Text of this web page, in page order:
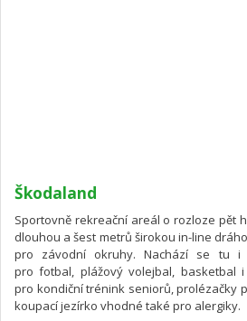
Škodaland
Sportovně rekreační areál o rozloze pět
dlouhou a šest metrů širokou in-line
pro závodní okruhy. Nachází se tu i
pro fotbal, plážový volejbal, basketbal
pro kondiční trénink seniorů, prolézačky
koupací jezírko vhodné také pro alergiky.